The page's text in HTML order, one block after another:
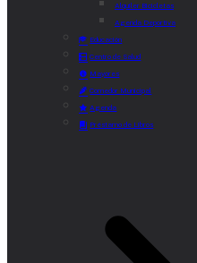
Alquiler Bicicletas
Agenda Deportiva
Educación
Centro de Salud
Mayores
Comedor Municipal
Agenda
Préstamo de Libros